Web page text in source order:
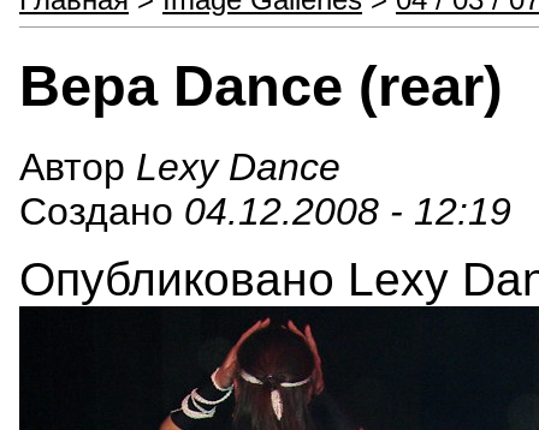
Вера Dance (rear)
Автор Lexy Dance
Создано 04.12.2008 - 12:19
Опубликовано Lexy